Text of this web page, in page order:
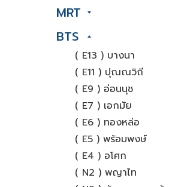
MRT
BTS
( E13 ) บางนา
( E11 ) ปุณณวิถี
( E9 ) อ่อนนุช
( E7 ) เอกมัย
( E6 ) ทองหล่อ
( E5 ) พร้อมพงษ์
( E4 ) อโศก
( N2 ) พญาไท